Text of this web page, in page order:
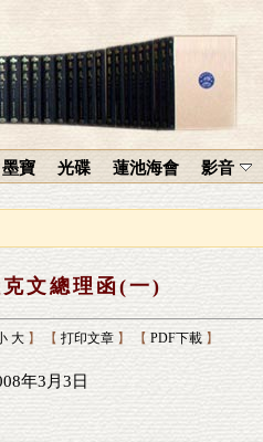
墨寶 光碟 蓮池海會 影音
文總理函(一)
大】 【 打印文章】 【 PDF下載】
年3月3日